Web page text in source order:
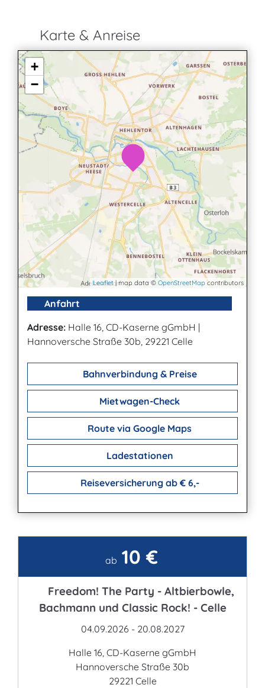
Karte & Anreise
+
−
Leaflet| map data © OpenStreetMap contributors
Anfahrt
Adresse: Halle 16, CD-Kaserne gGmbH |
Hannoversche Straße 30b, 29221 Celle
Bahnverbindung & Preise
Mietwagen-Check
Route via Google Maps
Ladestationen
Reiseversicherung ab € 6,-
ab 10 €
Freedom! The Party - Altbierbowle,
Bachmann und Classic Rock! - Celle
04.09.2026 - 20.08.2027
Halle 16, CD-Kaserne gGmbH
Hannoversche Straße 30b
29221 Celle